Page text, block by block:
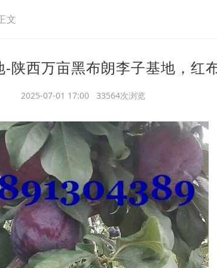
文
-陕西万亩黑布朗李子基地，红
2025-07-01 17:00 33564次浏览